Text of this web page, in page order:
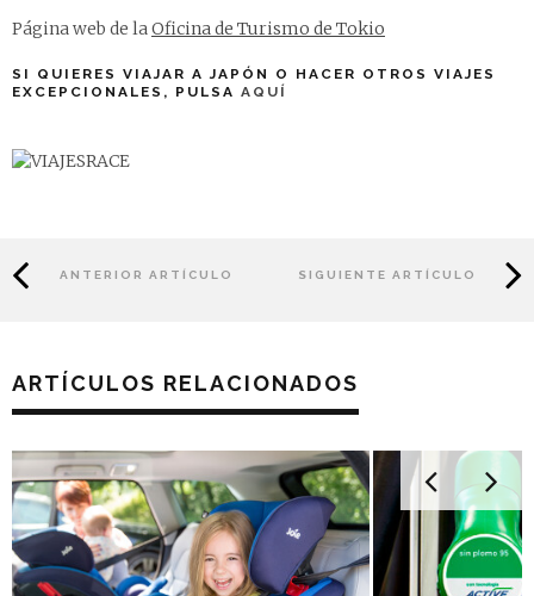
Página web de laOficina de Turismo de Tokio
SI QUIERES VIAJAR A JAPÓN O HACER OTROS VIAJES
EXCEPCIONALES, PULSA AQUÍ
ANTERIOR ARTÍCULO SIGUIENTE ARTÍCULO
ARTÍCULOS RELACIONADOS